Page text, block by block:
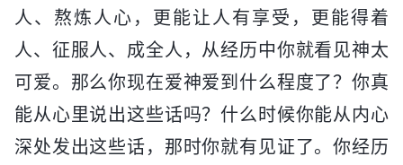
人、熬炼人心，更能让人有享受，更能得着
人、征服人、成全人，从经历中你就看见神太
可爱。那么你现在爱神爱到什么程度了？你真
能从心里说出这些话吗？什么时候你能从内心
深处发出这些话，那时你就有见证了。你经历